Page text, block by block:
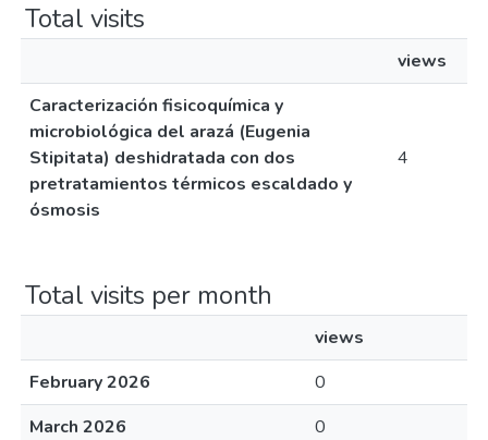
Total visits
views
Caracterización fisicoquímica y
microbiológica del arazá (Eugenia
Stipitata) deshidratada con dos
pretratamientos térmicos escaldado y
ósmosis
4
Total visits per month
views
February 2026
0
March 2026
0